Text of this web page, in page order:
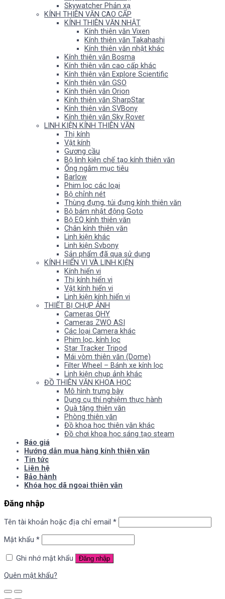
Skywatcher Phản xạ
KÍNH THIÊN VĂN CAO CẤP
KÍNH THIÊN VĂN NHẬT
Kính thiên văn Vixen
Kính thiên văn Takahashi
Kính thiên văn nhật khác
Kính thiên văn Bosma
Kính thiên văn cao cấp khác
Kính thiên văn Explore Scientific
Kính thiên văn GSO
Kính thiên văn Orion
Kính thiên văn SharpStar
Kính thiên văn SVBony
Kính thiên văn Sky Rover
LINH KIỆN KÍNH THIÊN VĂN
Thị kính
Vật kính
Gương cầu
Bộ linh kiện chế tạo kính thiên văn
Ống ngắm mục tiêu
Barlow
Phim lọc các loại
Bộ chỉnh nét
Thùng đựng, túi đựng kính thiên văn
Bộ bám nhật động Goto
Bộ EQ kính thiên văn
Chân kính thiên văn
Linh kiện khác
Linh kiện Svbony
Sản phẩm đã qua sử dụng
KÍNH HIỂN VI VÀ LINH KIỆN
Kính hiển vi
Thị kính hiển vi
Vật kính hiển vi
Linh kiện kính hiển vi
THIẾT BỊ CHỤP ẢNH
Cameras QHY
Cameras ZWO ASI
Các loại Camera khác
Phim lọc, kính lọc
Star Tracker Tripod
Mái vòm thiên văn (Dome)
Filter Wheel – Bánh xe kính lọc
Linh kiện chụp ảnh khác
ĐỒ THIÊN VĂN KHOA HỌC
Mô hình trưng bày
Dụng cụ thí nghiệm thực hành
Quà tặng thiên văn
Phòng thiên văn
Đồ khoa học thiên văn khác
Đồ chơi khoa học sáng tạo steam
Báo giá
Hướng dẫn mua hàng kính thiên văn
Tin tức
Liên hệ
Bảo hành
Khóa học dã ngoại thiên văn
Đăng nhập
Tên tài khoản hoặc địa chỉ email *
Mật khẩu *
Ghi nhớ mật khẩu Đăng nhập
Quên mật khẩu?